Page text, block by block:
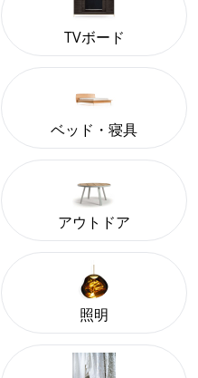
TVボード
ベッド・寝具
アウトドア
照明